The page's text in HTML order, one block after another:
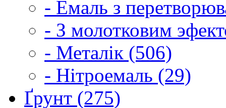
- Емаль з
- З молотковим
- Металік (506)
- Нітроемаль (29)
Ґрунт (275)